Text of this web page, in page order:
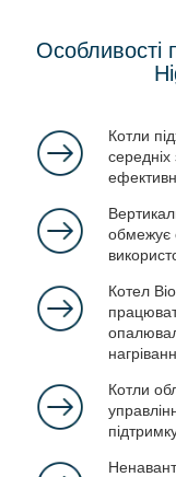
Особливості
Котли
обмежує
Котел
Котли